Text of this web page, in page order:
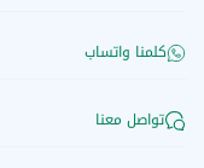
كلمنا واتساب
تواصل معنا